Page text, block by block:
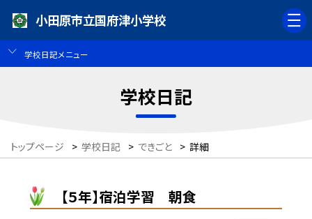
小田原市立国府津小学校
学校日記メニュー
学校日記
トップページ > 学校日記 > できごと > 詳細
【５年】宿泊学習 朝食